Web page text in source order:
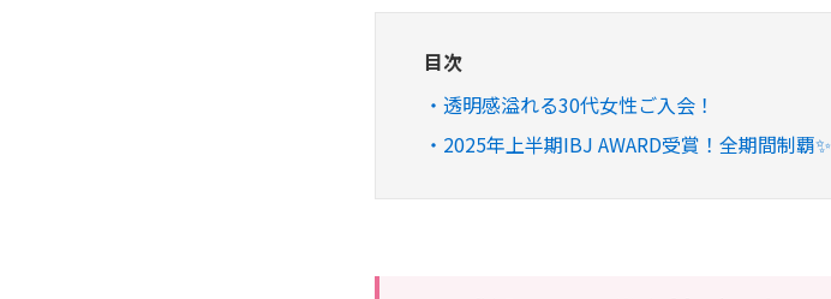
目次
透明感溢れる30代女性ご入会！
2025年上半期IBJ AWARD受賞！全期間制覇✨